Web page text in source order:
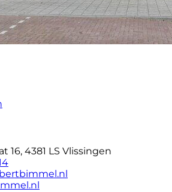
16, 4381 LS Vlissingen